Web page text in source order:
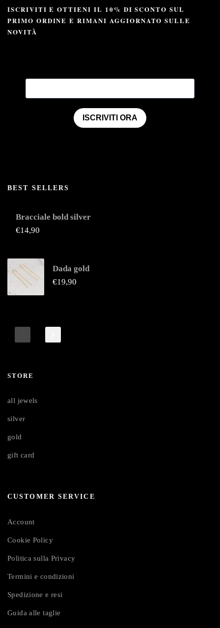
ISCRIVITI E OTTIENI IL 10% DI SCONTO SUL
PRIMO ORDINE E RIMANI AGGIORNATO SULLE
NOVITÀ
ISCRIVITI ORA
BEST SELLERS
Bracciale bold silver
€14,90
Dada gold
€19,90
STORE
all jewels
silver
gold
gift card
CUSTOMER SERVICE
Account
Cookie Policy
Politica sulla Privacy
Termini e condizioni
Spedizione e resi
Guida alle taglie